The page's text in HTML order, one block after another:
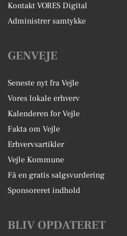
Kontakt VORES Digital
Administrer samtykke
GENVEJE
Seneste nyt fra Vejle
Vores lokale erhverv
Kalenderen for Vejle
Fakta om Vejle
Erhvervsartikler
Vejle Kommune
Få en gratis salgsvurdering
Sponsoreret indhold
BLIV OPDATERET